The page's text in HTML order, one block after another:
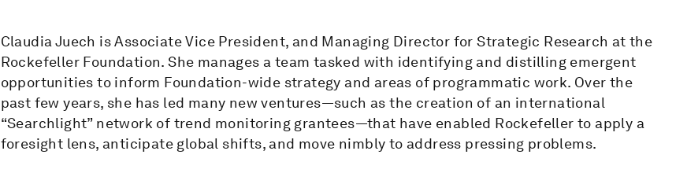
Claudia Juech is Associate Vice President, and Managing Director for Strategic Research at the
Rockefeller Foundation. She manages a team tasked with identifying and distilling emergent
opportunities to inform Foundation-wide strategy and areas of programmatic work. Over the
past few years, she has led many new ventures—such as the creation of an international
“Searchlight” network of trend monitoring grantees—that have enabled Rockefeller to apply a
foresight lens, anticipate global shifts, and move nimbly to address pressing problems.